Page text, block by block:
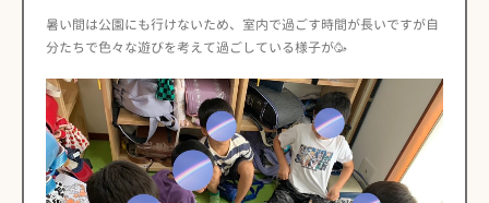
暑い間は公園にも行けないため、室内で過ごす時間が長いですが自
分たちで色々な遊びを考えて過ごしている様子が🥳